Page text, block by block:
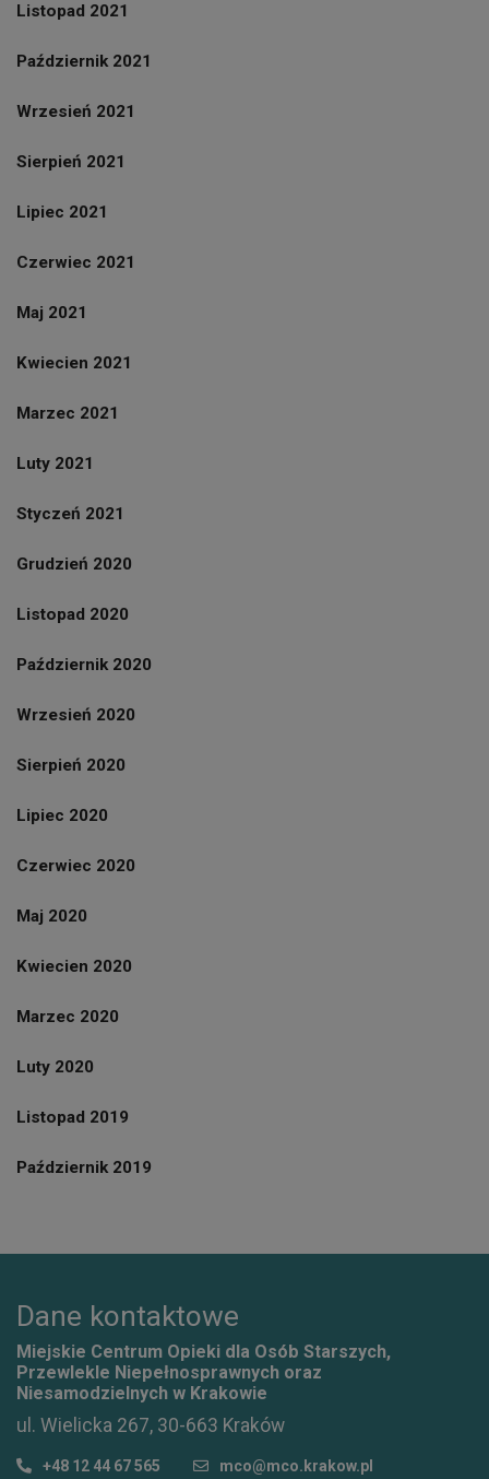
Listopad 2021
Październik 2021
Wrzesień 2021
Sierpień 2021
Lipiec 2021
Czerwiec 2021
Maj 2021
Kwiecien 2021
Marzec 2021
Luty 2021
Styczeń 2021
Grudzień 2020
Listopad 2020
Październik 2020
Wrzesień 2020
Sierpień 2020
Lipiec 2020
Czerwiec 2020
Maj 2020
Kwiecien 2020
Marzec 2020
Luty 2020
Listopad 2019
Październik 2019
Dane kontaktowe
Miejskie Centrum Opieki dla Osób Starszych,
Przewlekle Niepełnosprawnych oraz
Niesamodzielnych w Krakowie
ul. Wielicka 267, 30-663 Kraków
+48 12 44 67 565 mco@mco.krakow.pl